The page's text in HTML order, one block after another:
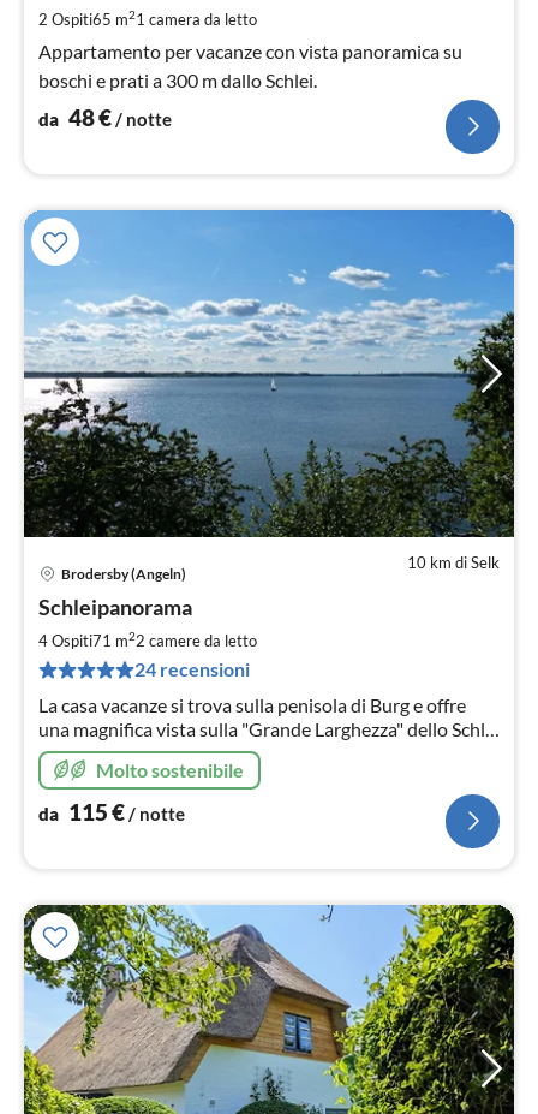
2 Ospiti65 m21 camera da letto
Appartamento per vacanze con vista panoramica su
boschi e prati a 300 m dallo Schlei.
da 48€ / notte
10 km di Selk
Brodersby (Angeln)
Schleipanorama
4 Ospiti71 m22 camere da letto
24 recensioni
La casa vacanze si trova sulla penisola di Burg e offre
una magnifica vista sulla "Grande Larghezza" dello Schlei
e sul bellissimo paesaggio fino allo Schleswig.
Molto sostenibile
da 115€/ notte